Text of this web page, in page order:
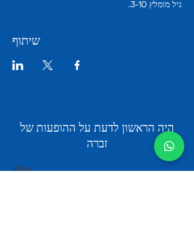
גיל מומלץ 3-10.
שיתוף
היה הראשון לדעת על ההופעות של
זברה
Имя